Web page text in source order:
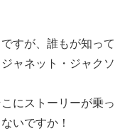
すが、誰もが知って
ャネット・ジャクソ
にストーリーが乗っ
いですか！